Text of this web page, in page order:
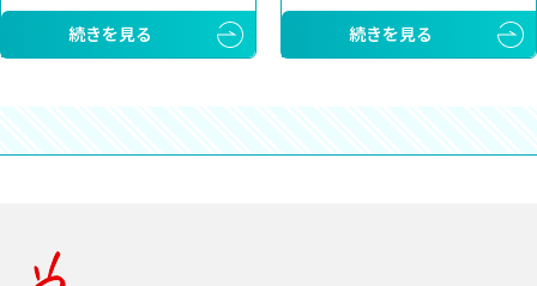
続きを見る
続きを見る